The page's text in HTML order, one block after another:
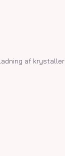
af krystaller